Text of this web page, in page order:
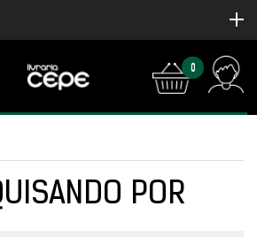
0
POR